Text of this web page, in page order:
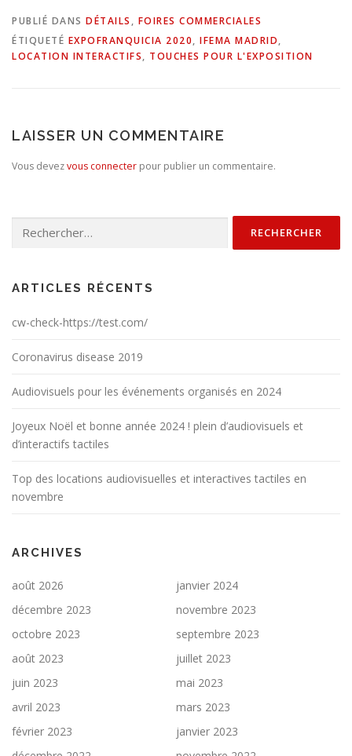
PUBLIÉ DANS DÉTAILS , FOIRES COMMERCIALES
ÉTIQUETÉ EXPOFRANQUICIA 2020, IFEMA MADRID,
LOCATION INTERACTIFS, TOUCHES POUR L'EXPOSITION
LAISSER UN COMMENTAIRE
Vous devezvous connecter pour publier un commentaire.
ARTICLES RÉCENTS
cw-check-https://test.com/
Coronavirus disease 2019
Audiovisuels pour les événements organisés en 2024
Joyeux Noël et bonne année 2024 ! plein d’audiovisuels et
d’interactifs tactiles
Top des locations audiovisuelles et interactives tactiles en
novembre
ARCHIVES
août 2026
janvier 2024
décembre 2023
novembre 2023
octobre 2023
septembre 2023
août 2023
juillet 2023
juin 2023
mai 2023
avril 2023
mars 2023
février 2023
janvier 2023